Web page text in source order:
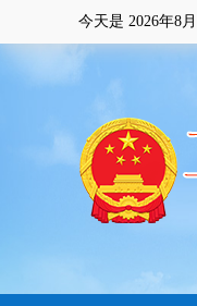
今天是 2026年8